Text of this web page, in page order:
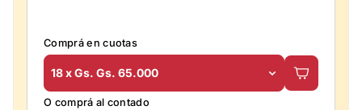
Comprá en cuotas
18 x Gs. Gs. 65.000
O comprá al contado